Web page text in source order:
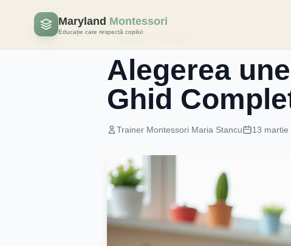
Maryland Montessori
Educație care respectă copilul
Educatie Prescolara
Alegerea
Ghid
Trainer Montessori Maria Stancu 13 martie